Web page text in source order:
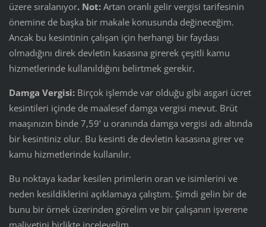
üzere sıralanıyor. Not: Artan oranlı gelir vergisi tarifesinin
önemine de başka bir makale konusunda değineceğim.
Ancak bu kesintinin çalışan için herhangi bir faydası
olmadığını direk devletin kasasına girerek çeşitli kamu
hizmetlerinde kullanıldığını belirtmek gerekir.
Damga Vergisi: Birçok işlemde var olduğu gibi asgari ücret
kesintileri içinde de maalesef damga vergisi mevut. Brüt
maaşınızın binde 7,59' u oranında damga vergisi adı altında
bir kesintiniz olur. Bu kesinti de devletin kasasına girer ve
kamu hizmetlerinde kullanılır.
Bu noktaya kadar kesilen primlerin oran ve isimlerini ve
neden kesildiklerini açıklamaya çalıştım. Şimdi gelin bir de
bunu bir örnek üzerinden görelim ve bir çalışanın işverene